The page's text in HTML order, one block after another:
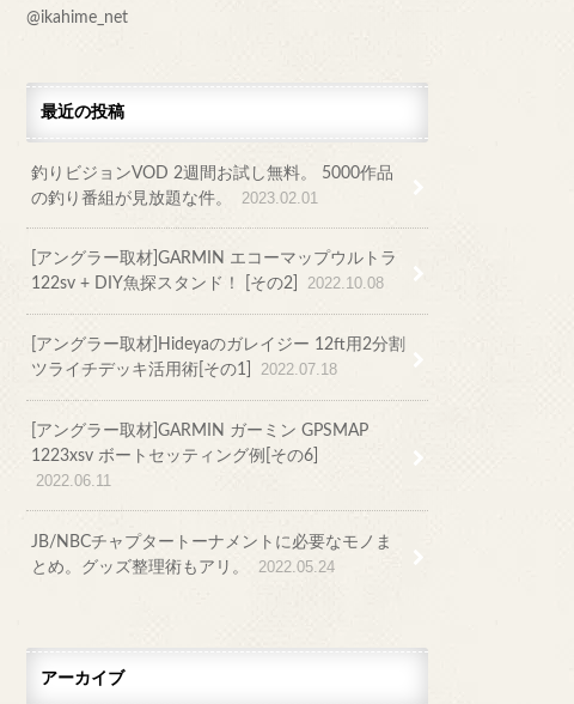
@ikahime_net
最近の投稿
釣りビジョンVOD 2週間お試し無料。 5000作品
の釣り番組が見放題な件。
2023.02.01
[アングラー取材]GARMIN エコーマップウルトラ
122sv + DIY魚探スタンド！ [その2]
2022.10.08
[アングラー取材]Hideyaのガレイジー 12ft用2分割
ツライチデッキ活用術[その1]
2022.07.18
[アングラー取材]GARMIN ガーミン GPSMAP
1223xsv ボートセッティング例[その6]
2022.06.11
JB/NBCチャプタートーナメントに必要なモノま
とめ。グッズ整理術もアリ。
2022.05.24
アーカイブ